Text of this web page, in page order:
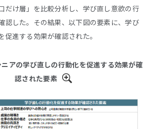
だけ層」を比較分析し、学び直し意欲の行
認した。その結果、以下図の要素に、学び
促進する効果が確認された。
アの学び直しの行動化を促進する効果が確
認された要素